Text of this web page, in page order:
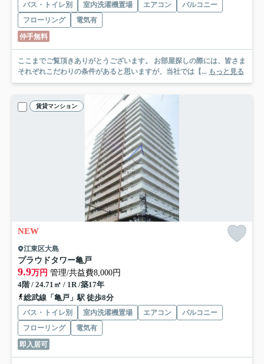
バス・トイレ別 室内洗濯機置場 エアコン
バルコニー
フローリング
電気有
仲手無料
ここまでご覧頂きありがとうございます。 お部屋探しの際には、皆さま
それぞれこだわりの条件があると思いますが、当社では【... もっと見る
賃貸マンション
NEW
江東区大島
プラウドタワー亀戸
9.9万円 管理/共益費8,000円
4階 / 24.71㎡ / 1R /築17年
総武線「亀戸」駅 徒歩8分
バス・トイレ別 室内洗濯機置場 エアコン
バルコニー
フローリング
電気有
即入居可